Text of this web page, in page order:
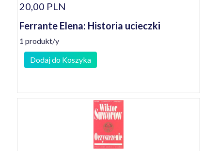
20,00 PLN
Ferrante Elena: Historia ucieczki
1 produkt/y
Dodaj do Koszyka